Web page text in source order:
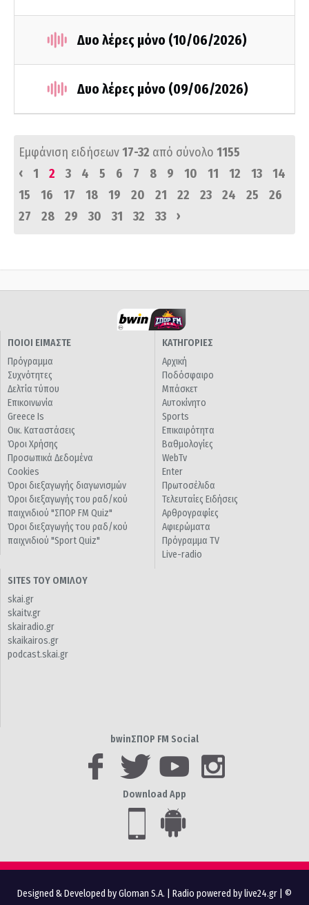
Δυο λέρες μόνο (10/06/2026)
Δυο λέρες μόνο (09/06/2026)
Εμφάνιση ειδήσεων17-32 από σύνολο 1155
‹
1 2 3 4 5 6 7 8 9 10 11 12 13
14
15
16 17 18 19 20 21 22 23 24 25
26
27
28 29 30 31 32 33 ›
ΠΟΙΟΙ ΕΙΜΑΣΤΕ
Πρόγραμμα
Συχνότητες
Δελτία τύπου
Επικοινωνία
Greece Is
Οικ. Καταστάσεις
Όροι Χρήσης
Προσωπικά Δεδομένα
Cookies
Όροι διεξαγωγής διαγωνισμών
Όροι διεξαγωγής του ραδ/κού
παιχνιδιού "ΣΠΟΡ FM Quiz"
Όροι διεξαγωγής του ραδ/κού
παιχνιδιού "Sport Quiz"
ΚΑΤΗΓΟΡΙΕΣ
Αρχική
Ποδόσφαιρο
Μπάσκετ
Αυτοκίνητο
Sports
Επικαιρότητα
Βαθμολογίες
WebTv
Enter
Πρωτοσέλιδα
Τελευταίες Ειδήσεις
Αρθρογραφίες
Αφιερώματα
Πρόγραμμα TV
Live-radio
SITES ΤΟΥ ΟΜΙΛΟΥ
skai.gr
skaitv.gr
skairadio.gr
skaikairos.gr
podcast.skai.gr
bwinΣΠΟΡ FM Social
Download App
Designed & Developed by Gloman S.A. Radio powered by live24.gr | ©